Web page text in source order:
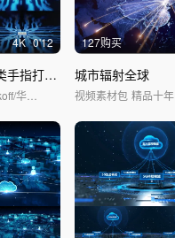
4K 0'12
数字化理念：人类手指打开触摸屏按钮
127购买
城市辐射全球
视频素材包 精品十年